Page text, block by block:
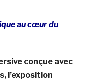
au cœur du
conçue avec
l’exposition